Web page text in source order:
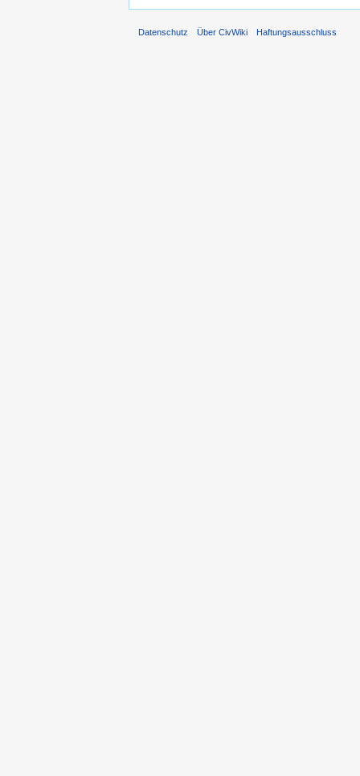
Datenschutz Über CivWiki Haftungsausschluss